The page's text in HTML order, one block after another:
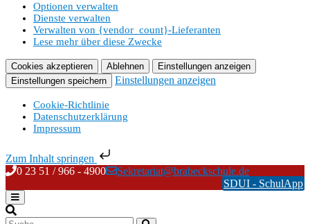
Optionen verwalten
Dienste verwalten
Verwalten von {vendor_count}-Lieferanten
Lese mehr über diese Zwecke
Cookies akzeptieren Ablehnen
Einstellungen anzeigen
Einstellungen speichern
Einstellungen anzeigen
Cookie-Richtlinie
Datenschutzerklärung
Impressum
Zum Inhalt springen
Skip
content
0 23 51 / 966 - 4900
Sekretariat@brabeckschule.de
SDUI - SchulApp